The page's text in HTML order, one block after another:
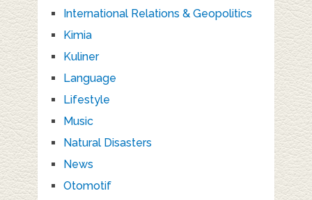
International Relations & Geopolitics
Kimia
Kuliner
Language
Lifestyle
Music
Natural Disasters
News
Otomotif